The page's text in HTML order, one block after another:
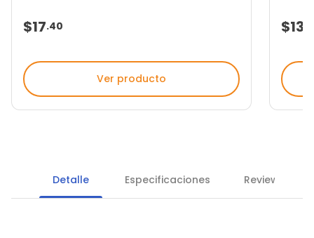
$17.40
Ver producto
$131
Detalle Especificaciones Reviews